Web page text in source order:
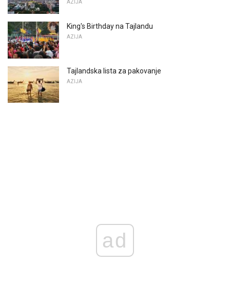
AZIJA
King's Birthday na Tajlandu
AZIJA
Tajlandska lista za pakovanje
AZIJA
ad